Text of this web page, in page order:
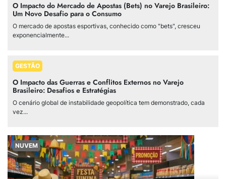
O Impacto do Mercado de Apostas (Bets) no Varejo Brasileiro:
Um Novo Desafio para o Consumo
O mercado de apostas esportivas, conhecido como "bets", cresceu
exponencialmente...
GESTÃO
O Impacto das Guerras e Conflitos Externos no Varejo
Brasileiro: Desafios e Estratégias
O cenário global de instabilidade geopolítica tem demonstrado, cada
vez...
NUVEM